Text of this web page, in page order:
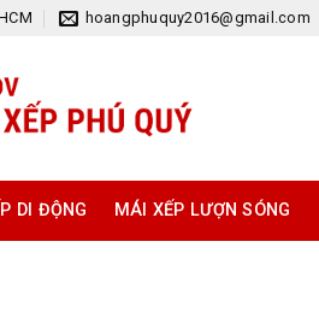
hoangphuquy2016@gmail.com
DI ĐỘNG MÁI XẾP LƯỢN SÓNG